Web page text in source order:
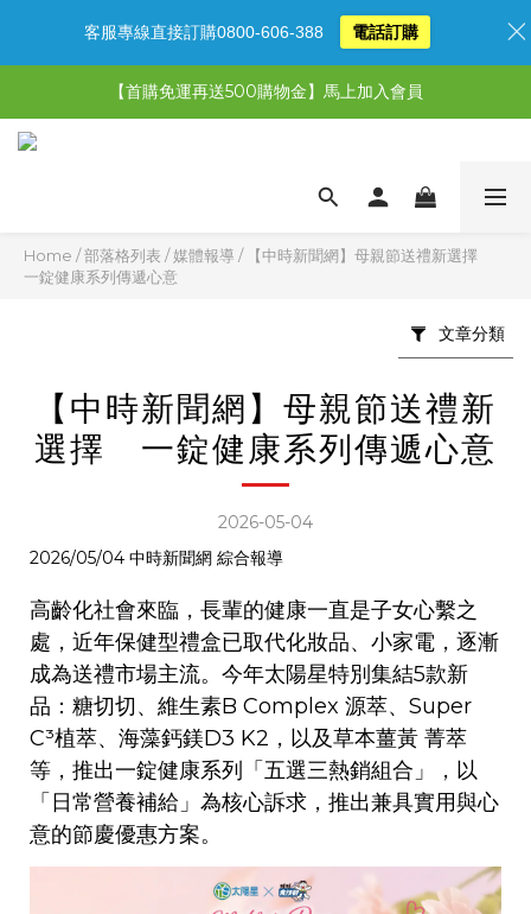
【限時特惠】全館滿1,000送500購物金！
【限時特惠】超值5選3，最高現省1,770元
【首購免運再送500購物金】馬上加入會員
Home /部落格列表 /媒體報導 /
【中時新聞網】母親節送禮新選擇
一錠健康系列傳遞心意
文章分類
【中時新聞網】母親節送禮新
選擇 一錠健康系列傳遞心意
2026-05-04
2026/05/04 中時新聞網 綜合報導
高齡化社會來臨，長輩的健康一直是子女心繫之
處，近年保健型禮盒已取代化妝品、小家電，逐漸
成為送禮市場主流。今年太陽星特別集結5款新
品：糖切切、維生素B Complex 源萃、Super
C³植萃、海藻鈣鎂D3 K2，以及草本薑黃 菁萃
等，推出一錠健康系列「五選三熱銷組合」，以
「日常營養補給」為核心訴求，推出兼具實用與心
意的節慶優惠方案。
客服專線直接訂購0800-606-388 電話訂購